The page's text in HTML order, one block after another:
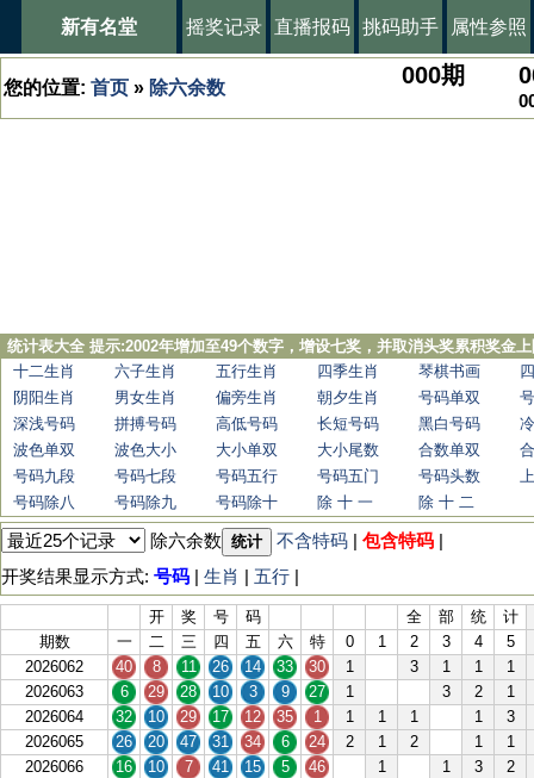
新有名堂 摇奖记录 直播报码 挑码助手 属性参照
您的位置: 首页 » 除六余数 000期
统计表大全 提示:2002年增加至49个数字，增设七奖，并取消头奖累积奖金
十二生肖
六子生肖 五行生肖 四季生肖 琴棋书画
阴阳生肖
男女生肖 偏旁生肖 朝夕生肖 号码单双
深浅号码
拼搏号码 高低号码 长短号码 黑白号码
波色单双
波色大小 大小单双 大小尾数 合数单双
号码九段
号码七段 号码五行 号码五门 号码头数
号码除八
号码除九 号码除十 除 十 一 除 十 二
除六余数 统计 不含特码 | 包含特码 |
开奖结果显示方式: 号码 | 生肖 | 五行 |
开 奖 号 码 全 部 统
计
期数
一 二 三 四 五 六 特 0 1 2 3 4
5
2026062
40 8 11 26 14 33 30 1 3 1 1
1
2026063
6 29 28 10 3 9 27 1 3 2
1
2026064
32 10 29 17 12 35 1 1 1 1 1
3
2026065
26 20 47 31 34 6 24 2 1 2 1
1
2026066
16 10 7 41 15 5 46 1 1 3
2